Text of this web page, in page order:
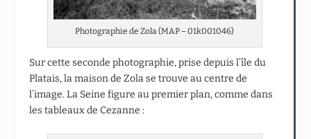
Photographie de Zola (MAP – 01k001046)
Sur cette seconde photographie, prise depuis l’île du
Platais, la maison de Zola se trouve au centre de
l’image. La Seine figure au premier plan, comme dans
les tableaux de Cezanne :